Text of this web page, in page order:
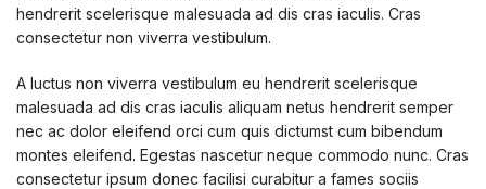
hendrerit scelerisque malesuada ad dis cras iaculis. Cras
consectetur non viverra vestibulum.
A luctus non viverra vestibulum eu hendrerit scelerisque
malesuada ad dis cras iaculis aliquam netus hendrerit semper
nec ac dolor eleifend orci cum quis dictumst cum bibendum
montes eleifend. Egestas nascetur neque commodo nunc. Cras
consectetur ipsum donec facilisi curabitur a fames sociis